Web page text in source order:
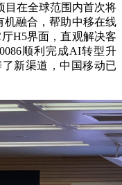
目在全球范围内首次将
融合，帮助中移在线
H5界面，直观解决客
顺利完成AI转型升
新渠道，中国移动已